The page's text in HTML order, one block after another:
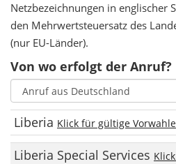
Netzbezeichnungen in englischer
den Mehrwertsteuersatz des
(nur EU-Länder).
Von wo erfolgt der Anruf?
Liberia Klick für gültige
Liberia Special Services